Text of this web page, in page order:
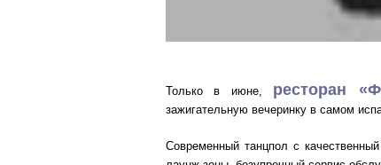
Только в июне, ресторан
зажигательную вечеринку в самом
Современный танцпол с